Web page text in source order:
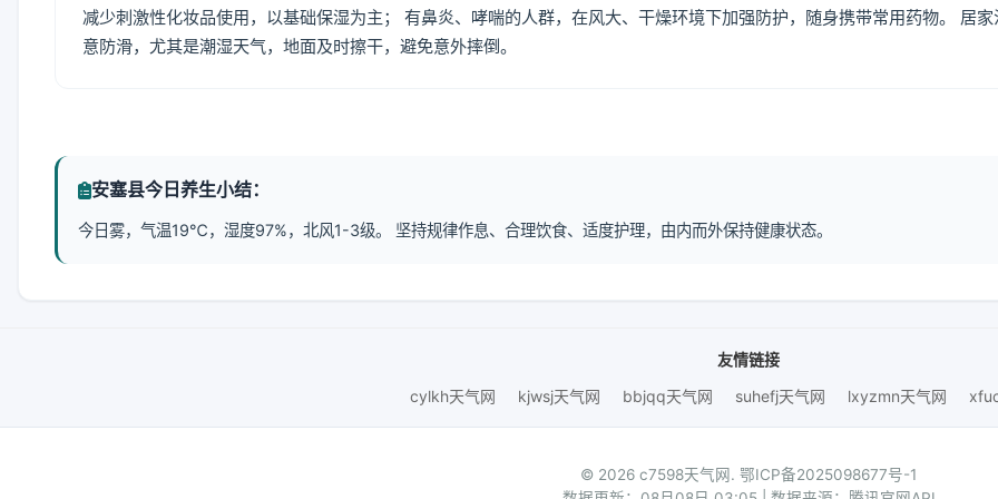
减少刺激性化妆品使用，以基础保湿为主； 有鼻炎、哮喘的人群，在风大、干燥环境下加强防护，随身携带常用药物。 居家
意防滑，尤其是潮湿天气，地面及时擦干，避免意外摔倒。
安塞县今日养生小结：
今日雾，气温19℃，湿度97%，北风1-3级。 坚持规律作息、合理饮食、适度护理，由内而外保持健康状态。
友情链接
cylkh天气网
kjwsj天气网 bbjqq天气网 suhefj天气网 lxyzmn天气网
© 2026 c7598天气网. 鄂ICP备2025098677号-1